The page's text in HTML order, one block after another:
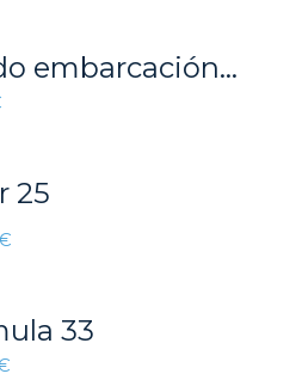
Vendo embarcación Rinker Festiva 202
25
33